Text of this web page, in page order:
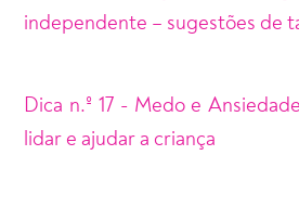
independente – sugestões de
Dica n.º 17 - Medo e
lidar e ajudar a criança